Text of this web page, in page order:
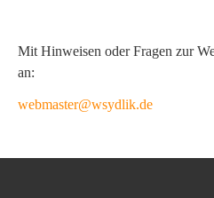
Mit Hinweisen oder Fragen zur
an:
webmaster@wsydlik.de